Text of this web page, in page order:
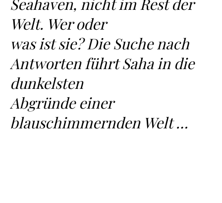
Seahaven, nicht im Rest der
Welt. Wer oder
was ist sie? Die Suche nach
Antworten führt Saha in die
dunkelsten
Abgründe einer
blauschimmernden Welt …